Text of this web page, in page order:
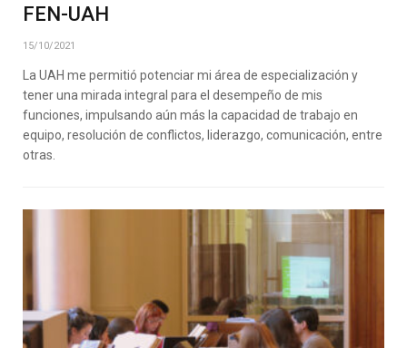
FEN-UAH
15/10/2021
La UAH me permitió potenciar mi área de especialización y
tener una mirada integral para el desempeño de mis
funciones, impulsando aún más la capacidad de trabajo en
equipo, resolución de conflictos, liderazgo, comunicación, entre
otras.